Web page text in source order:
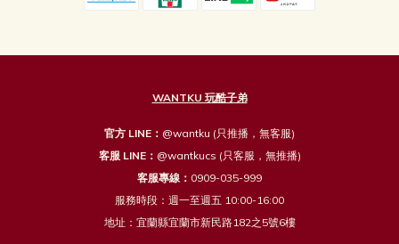
WANTKU 玩酷子弟
官方 LINE： @wantku (只推播，無客服)
客服 LINE： @wantkucs (只客服，無推播)
客服專線： 0909-035-999
服務時段：週一至週五 10:00-16:00
地址：宜蘭縣宜蘭市新民路182之5號6樓